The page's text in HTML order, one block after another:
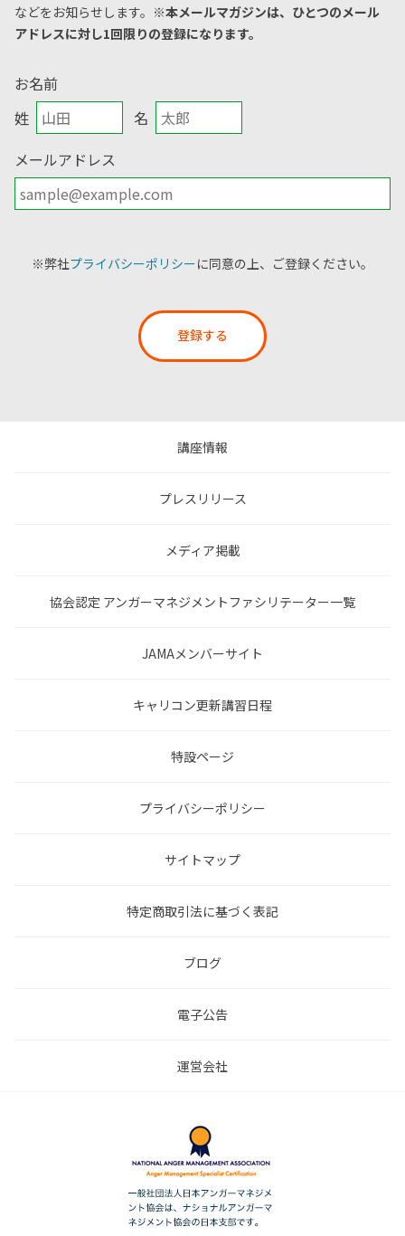
などをお知らせします。 ※本メールマガジンは、ひとつのメール
アドレスに対し1回限りの登録になります。
お名前
姓
名
メールアドレス
※弊社プライバシーポリシーに同意の上、ご登録ください。
登録する
講座情報
プレスリリース
メディア掲載
協会認定 アンガーマネジメントファシリテーター一覧
JAMAメンバーサイト
キャリコン更新講習日程
特設ページ
プライバシーポリシー
サイトマップ
特定商取引法に基づく表記
ブログ
電子公告
運営会社